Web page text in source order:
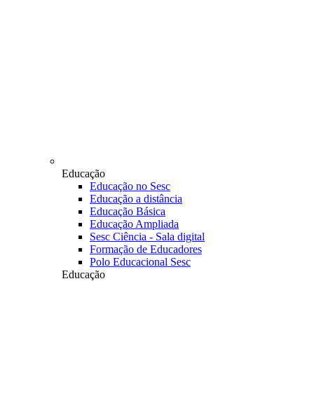
Educação
Educação no Sesc
Educação a distância
Educação Básica
Educação Ampliada
Sesc Ciência - Sala digital
Formação de Educadores
Polo Educacional Sesc
Educação